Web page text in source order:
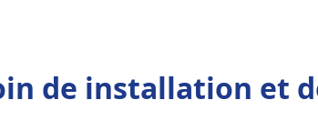
de installation et